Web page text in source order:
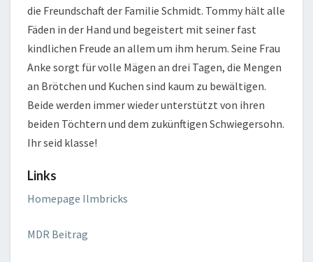
die Freundschaft der Familie Schmidt. Tommy hält alle
Fäden in der Hand und begeistert mit seiner fast
kindlichen Freude an allem um ihm herum. Seine Frau
Anke sorgt für volle Mägen an drei Tagen, die Mengen
an Brötchen und Kuchen sind kaum zu bewältigen.
Beide werden immer wieder unterstützt von ihren
beiden Töchtern und dem zukünftigen Schwiegersohn.
Ihr seid klasse!
Links
Homepage Ilmbricks
MDR Beitrag